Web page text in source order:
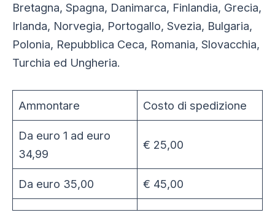
Bretagna, Spagna, Danimarca, Finlandia, Grecia,
Irlanda, Norvegia, Portogallo, Svezia, Bulgaria,
Polonia, Repubblica Ceca, Romania, Slovacchia,
Turchia ed Ungheria.
Ammontare Costo di spedizione
Da euro 1 ad euro
34,99
€ 25,00
Da euro 35,00 € 45,00